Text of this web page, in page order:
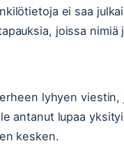
ei saa
joissa
lyhyen
antanut lupaa
kesken.